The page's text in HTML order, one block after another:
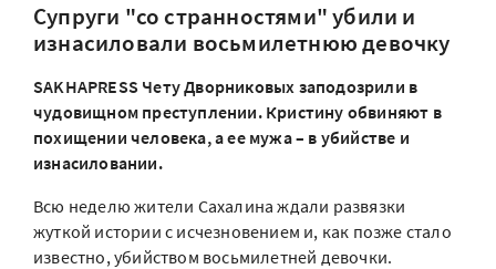
Cупруги "со странностями" убили и
изнасиловали восьмилетнюю девочку
SAKHAPRESS Чету Дворниковых заподозрили в
чудовищном преступлении. Кристину обвиняют в
похищении человека, а ее мужа – в убийстве и
изнасиловании.
Всю неделю жители Сахалина ждали развязки
жуткой истории с исчезновением и, как позже стало
известно, убийством восьмилетней девочки.